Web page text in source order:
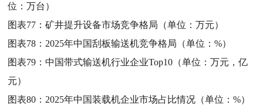
位：万台）
图表77：矿井提升设备市场竞争格局（单位：万元）
图表78： 2025年中国刮板输送机竞争格局（单位：%）
图表79：中国带式输送机行业企业Top10（单位：万元，亿
元）
图表80： 2025年中国装载机企业市场占比情况（单位：%）